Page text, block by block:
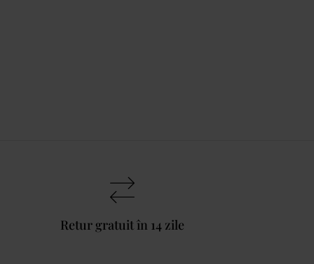
Retur gratuit în 14 zile